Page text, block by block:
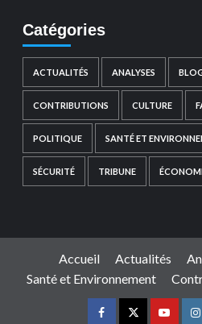
Catégories
ACTUALITÉS ANALYSES
CONTRIBUTIONS CULTURE
POLITIQUE SANTÉ ET
SÉCURITÉ TRIBUNE
Accueil Actualités
Santé et Environnement